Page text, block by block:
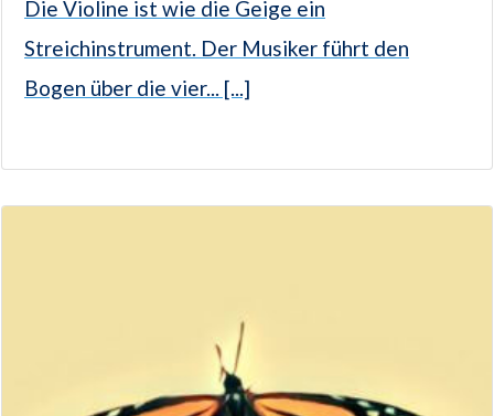
Die Violine ist wie die Geige ein
Streichinstrument. Der Musiker führt den
Bogen über die vier... [...]